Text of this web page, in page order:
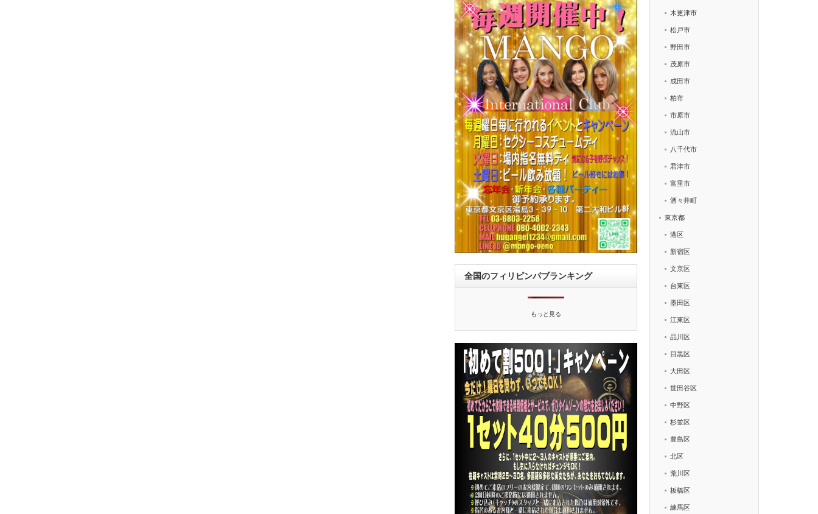
全国のフィリピンパブランキング
もっと見る
木更津市
松戸市
野田市
茂原市
成田市
柏市
市原市
流山市
八千代市
君津市
富里市
酒々井町
東京都
港区
新宿区
文京区
台東区
墨田区
江東区
品川区
目黒区
大田区
世田谷区
中野区
杉並区
豊島区
北区
荒川区
板橋区
練馬区